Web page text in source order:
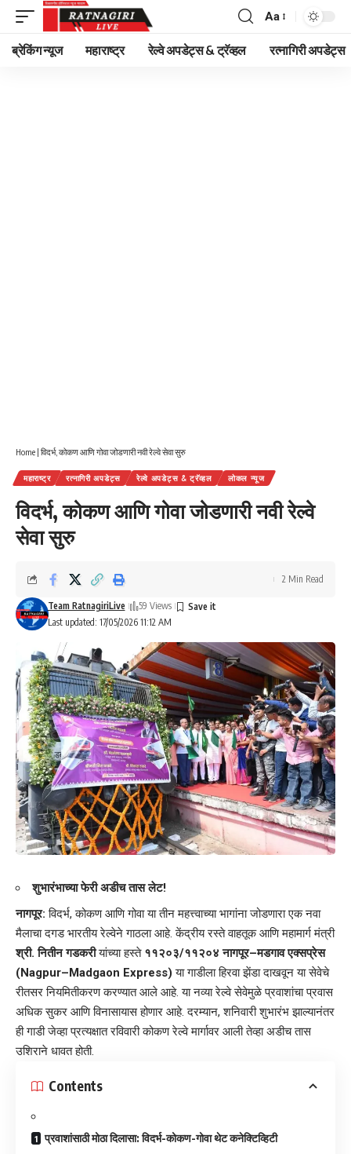
Font
Resizer
Aa
ब्रेकिंग न्यूज महाराष्ट्र रेल्वे अपडेट्स & ट्रॅव्हल रत्नागिरी अपडेट्स
Home | विदर्भ, कोकण आणि गोवा जोडणारी नवी रेल्वे सेवा सुरु
महाराष्ट्र रत्नागिरी अपडेट्स रेल्वे अपडेट्स & ट्रॅव्हल लोकल न्यूज
विदर्भ, कोकण आणि गोवा जोडणारी नवी रेल्वे
सेवा सुरु
Last updated: 17/05/2026 11:12 AM
Team RatnagiriLive 59 Views
2 Min Read
शुभारंभाच्या फेरी अडीच तास लेट!
नागपूर: विदर्भ, कोकण आणि गोवा या तीन महत्त्वाच्या भागांना जोडणारा एक नवा
मैलाचा दगड भारतीय रेल्वेने गाठला आहे. केंद्रीय रस्ते वाहतूक आणि महामार्ग मंत्री
श्री. नितीन गडकरीयांच्या हस्ते ११२०३/११२०४ नागपूर–मडगाव एक्सप्रेस
(Nagpur–Madgaon Express) या गाडीला हिरवा झेंडा दाखवून या सेवेचे
रीतसर नियमितीकरण करण्यात आले आहे. या नव्या रेल्वे सेवेमुळे प्रवाशांचा प्रवास
अधिक सुकर आणि विनासायास होणार आहे. दरम्यान, शनिवारी शुभारंभ झाल्यानंतर
ही गाडी जेव्हा प्रत्यक्षात रविवारी कोकण रेल्वे मार्गावर आली तेव्हा अडीच तास
उशिराने धावत होती.
Contents
​प्रवाशांसाठी मोठा दिलासा: विदर्भ-कोकण-गोवा थेट कनेक्टिव्हिटी